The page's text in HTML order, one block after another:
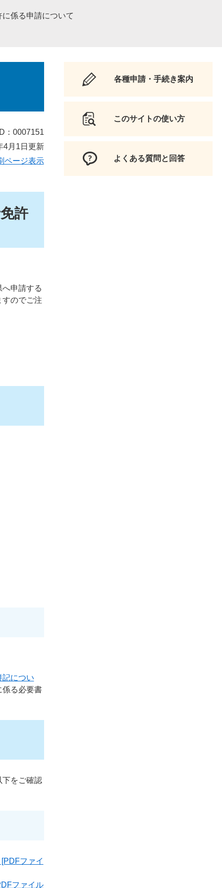
係る申請について
：0007151
4月1日更新
ページ表示
許
申請する
のでご注
記につい
係る必要書
下をご確認
ファイ
ファイル
各種申請・手続き案内
このサイトの使い方
よくある質問と回答